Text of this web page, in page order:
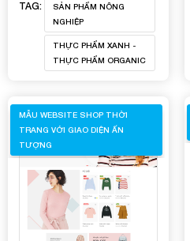
TAG:
SẢN PHẨM NÔNG
NGHIỆP
THỰC PHẨM XANH -
THỰC PHẨM ORGANIC
MẪU WEBSITE SHOP THỜI
TRANG VỚI GIAO DIỆN ẤN
TƯỢNG